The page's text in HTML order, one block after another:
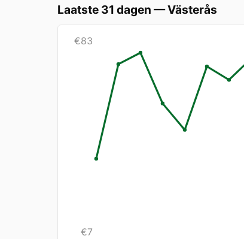
Laatste 31 dagen —Västerås
€83
€7